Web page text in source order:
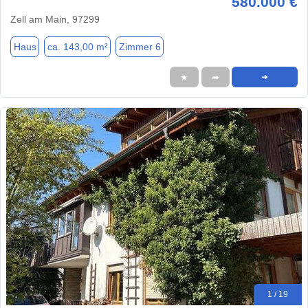
Zell am Main, 97299
Haus ca. 143,00 m² Zimmer 6
★ ➦ ➜
1 / 19